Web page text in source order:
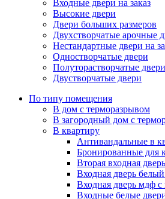
Входные двери на заказ
Высокие двери
Двери больших размеров
Двухстворчатые арочные
Нестандартные двери на
Одностворчатые двери
Полуторастворчатые двери
Двустворчатые двери
По типу помещения
В дом с терморазрывом
В загородный дом с
В квартиру
Антивандальные в
Бронированные для
Вторая входная
Входная дверь
Входная дверь мдф с
Входные белые